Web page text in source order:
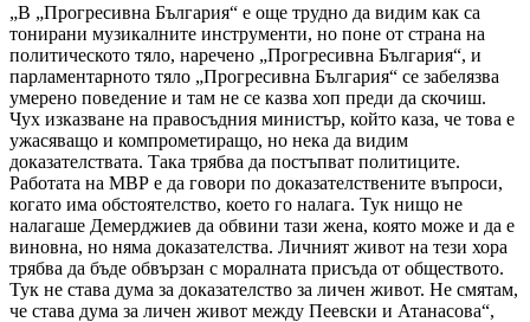
„В „Прогресивна България“ е още трудно да видим как са
тонирани музикалните инструменти, но поне от страна на
политическото тяло, наречено „Прогресивна България“, и
парламентарното тяло „Прогресивна България“ се забелязва
умерено поведение и там не се казва хоп преди да скочиш.
Чух изказване на правосъдния министър, който каза, че това е
ужасяващо и компрометиращо, но нека да видим
доказателствата. Така трябва да постъпват политиците.
Работата на МВР е да говори по доказателствените въпроси,
когато има обстоятелство, което го налага. Тук нищо не
налагаше Демерджиев да обвини тази жена, която може и да е
виновна, но няма доказателства. Личният живот на тези хора
трябва да бъде обвързан с моралната присъда от обществото.
Тук не става дума за доказателство за личен живот. Не смятам,
че става дума за личен живот между Пеевски и Атанасова“,